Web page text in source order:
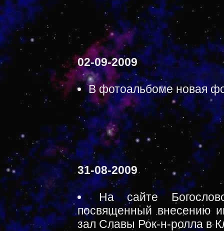
02-09-2009
В фотоальбоме новая
31-08-2009
На сайте
посвященный внесению
зал Славы Рок-н-ролла в